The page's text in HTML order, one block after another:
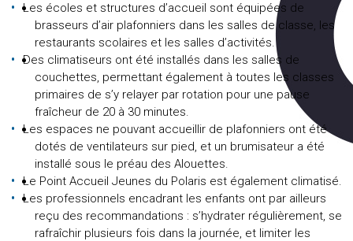
Les écoles et structures d’accueil sont équipées de
brasseurs d’air plafonniers dans les salles de classe, les
restaurants scolaires et les salles d’activités.
Des climatiseurs ont été installés dans les salles de
couchettes, permettant également à toutes les classes
primaires de s’y relayer par rotation pour une pause
fraîcheur de 20 à 30 minutes.
Les espaces ne pouvant accueillir de plafonniers ont été
dotés de ventilateurs sur pied, et un brumisateur a été
installé sous le préau des Alouettes.
Le Point Accueil Jeunes du Polaris est également climatisé.
Les professionnels encadrant les enfants ont par ailleurs
reçu des recommandations : s’hydrater régulièrement, se
rafraîchir plusieurs fois dans la journée, et limiter les